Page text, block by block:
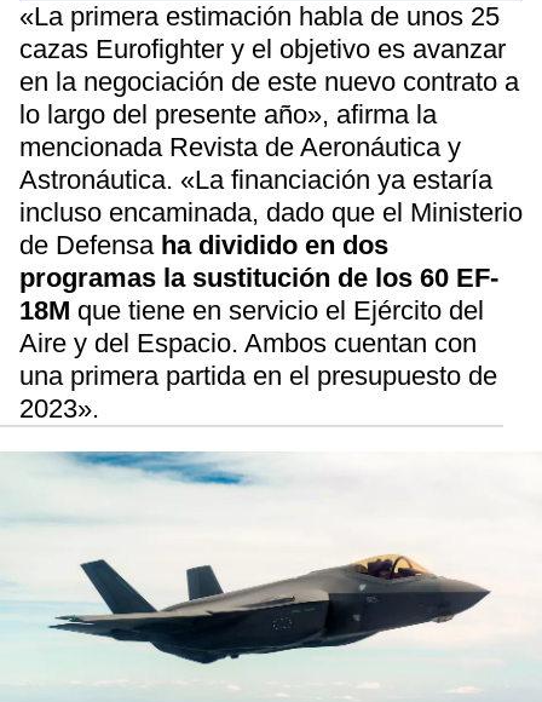
«La primera estimación habla de unos 25
cazas Eurofighter y el objetivo es avanzar
en la negociación de este nuevo contrato a
lo largo del presente año», afirma la
mencionada Revista de Aeronáutica y
Astronáutica. «La financiación ya estaría
incluso encaminada, dado que el Ministerio
de Defensa ha dividido en dos
programas la sustitución de los 60 EF-
18M que tiene en servicio el Ejército del
Aire y del Espacio. Ambos cuentan con
una primera partida en el presupuesto de
2023».